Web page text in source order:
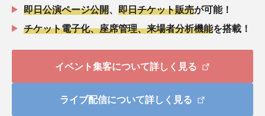
即日公演ページ公開
即日チケット販売が可能！
チケット電子化、座席管理、来場者分析機能を搭載！
イベント集客について詳しく見る
ライブ配信について詳しく見る